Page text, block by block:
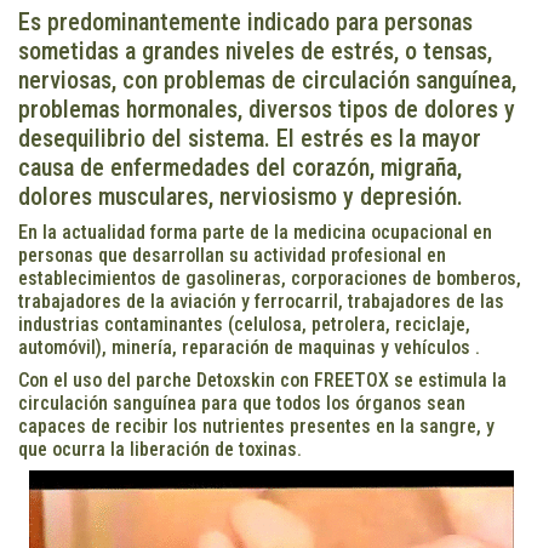
Es predominantemente indicado para personas
sometidas a grandes niveles de estrés, o tensas,
nerviosas, con problemas de circulación sanguínea,
problemas hormonales, diversos tipos de dolores y
desequilibrio del sistema. El estrés es la mayor
causa de enfermedades del corazón, migraña,
dolores musculares, nerviosismo y depresión.
En la actualidad forma parte de la medicina ocupacional en
personas que desarrollan su actividad profesional en
establecimientos de gasolineras, corporaciones de bomberos,
trabajadores de la aviación y ferrocarril, trabajadores de las
industrias contaminantes (celulosa, petrolera, reciclaje,
automóvil), minería, reparación de maquinas y vehículos .
Con el uso del parche Detoxskin con FREETOX se estimula la
circulación sanguínea para que todos los órganos sean
capaces de recibir los nutrientes presentes en la sangre, y
que ocurra la liberación de toxinas.